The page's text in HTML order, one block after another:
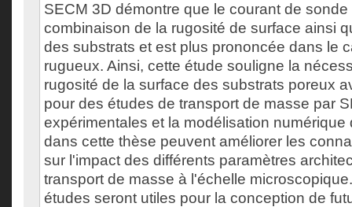
SECM 3D démontre que le courant de
combinaison de la rugosité de surface ainsi
des substrats et est plus prononcée dans le
rugueux. Ainsi, cette étude souligne la
rugosité de la surface des substrats poreux
pour des études de transport de masse par
expérimentales et la modélisation
dans cette thèse peuvent améliorer les
sur l'impact des différents paramètres
transport de masse à l'échelle
études seront utiles pour la conception de